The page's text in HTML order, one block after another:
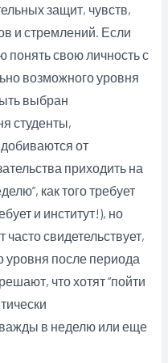
защит, чувств,
и стремлений. Если
понять свою личность с
возможного уровня
выбран
студенты,
от
приходить на
как того требует
и институт!), но
свидетельствует,
уровня после периода
что хотят “пойти
в неделю или еще